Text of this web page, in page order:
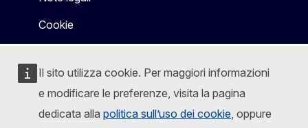
Il sito utilizza cookie. Per maggiori informazioni
e modificare le preferenze, visita la pagina
dedicata alla politica sull’uso dei cookie, oppure
Cookie